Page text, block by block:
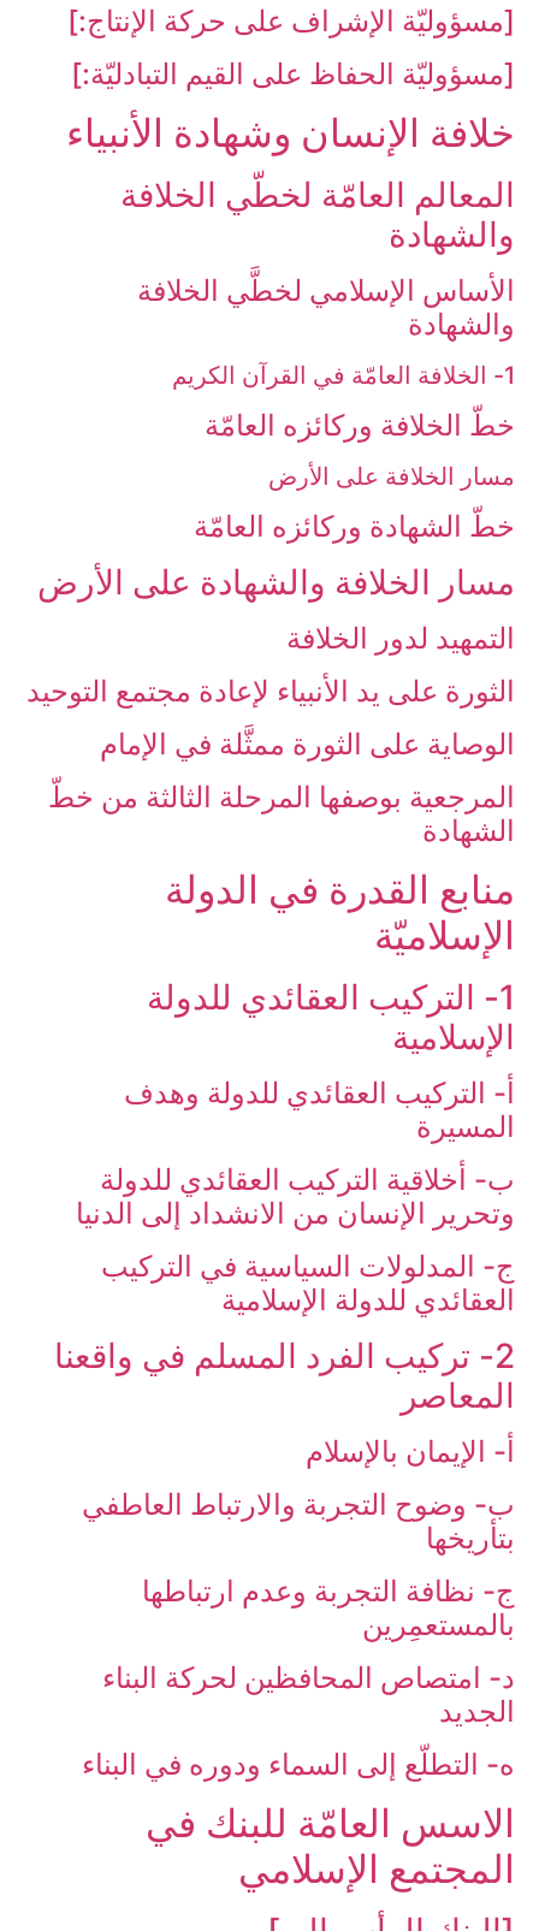
[مسؤوليّة الإشراف على حركة الإنتاج:]
[مسؤوليّة الحفاظ على القيم التبادليّة:]
خلافة الإنسان وشهادة الأنبياء
المعالم العامّة لخطّي الخلافة
والشهادة
الأساس الإسلامي لخطَّي الخلافة
والشهادة
1- الخلافة العامّة في القرآن الكريم
خطّ الخلافة وركائزه العامّة
مسار الخلافة على الأرض
خطّ الشهادة وركائزه العامّة
مسار الخلافة والشهادة على الأرض‏
التمهيد لدور الخلافة
الثورة على يد الأنبياء لإعادة مجتمع التوحيد
الوصاية على الثورة ممثَّلة في الإمام
المرجعية بوصفها المرحلة الثالثة من خطّ
الشهادة
منابع القدرة في الدولة
الإسلاميّة
1- التركيب العقائدي للدولة
الإسلامية
أ- التركيب العقائدي للدولة وهدف
المسيرة
ب- أخلاقية التركيب العقائدي للدولة
وتحرير الإنسان من الانشداد إلى الدنيا
ج- المدلولات السياسية في التركيب
العقائدي للدولة الإسلامية
2- تركيب الفرد المسلم في واقعنا
المعاصر
أ- الإيمان بالإسلام
ب- وضوح التجربة والارتباط العاطفي
بتأريخها
ج- نظافة التجربة وعدم ارتباطها
بالمستعمِرين
د- امتصاص المحافظين لحركة البناء
الجديد
ه- التطلّع إلى السماء ودوره في البناء
الاسس ‏العامّة للبنك في
المجتمع الإسلامي‏